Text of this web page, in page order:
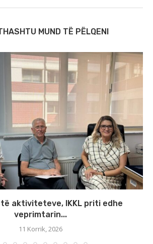
MUND TË PËLQENI
aktiviteteve, IKKL priti edhe
veprimtarin...
11 Korrik, 2026